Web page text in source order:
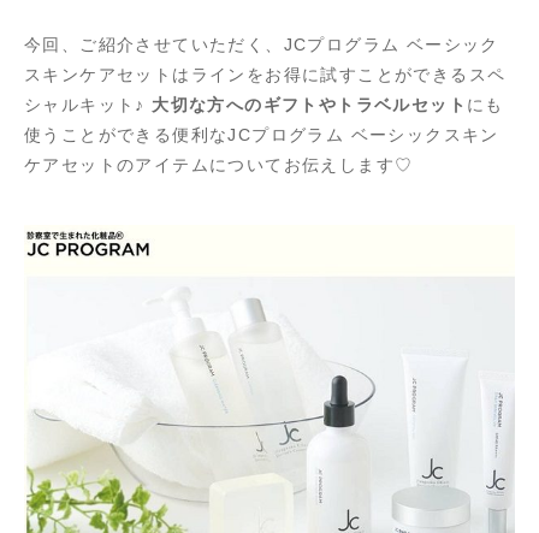
今回、ご紹介させていただく、JCプログラム ベーシック
スキンケアセットはラインをお得に試すことができるスペ
シャルキット♪ 大切な方へのギフトやトラベルセット にも
使うことができる便利なJCプログラム ベーシックスキン
ケアセットのアイテムについてお伝えします♡